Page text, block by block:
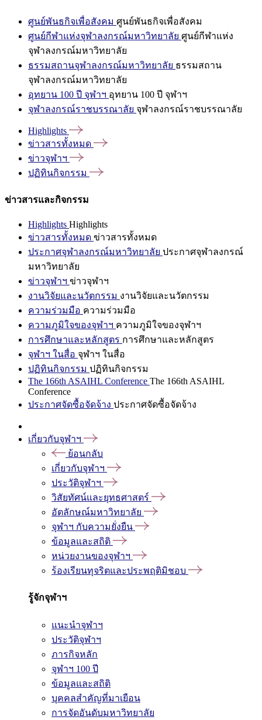
ศูนย์พันธกิจเพื่อสังคม ศูนย์พันธกิจเพื่อสังคม
ศูนย์กีฬาแห่งจุฬาลงกรณ์มหาวิทยาลัย ศูนย์กีฬาแห่ง
จุฬาลงกรณ์มหาวิทยาลัย
ธรรมสถานจุฬาลงกรณ์มหาวิทยาลัย ธรรมสถาน
จุฬาลงกรณ์มหาวิทยาลัย
อุทยาน 100 ปี จุฬาฯ อุทยาน 100 ปี จุฬาฯ
จุฬาลงกรณ์ราชบรรณาลัย จุฬาลงกรณ์ราชบรรณาลัย
Highlights
ข่าวสารทั้งหมด
ข่าวจุฬาฯ
ปฏิทินกิจกรรม
ข่าวสารและกิจกรรม
Highlights Highlights
ข่าวสารทั้งหมด ข่าวสารทั้งหมด
ประกาศจุฬาลงกรณ์มหาวิทยาลัย ประกาศจุฬาลงกรณ์
มหาวิทยาลัย
ข่าวจุฬาฯ ข่าวจุฬาฯ
งานวิจัยและนวัตกรรม งานวิจัยและนวัตกรรม
ความร่วมมือ ความร่วมมือ
ความภูมิใจของจุฬาฯ ความภูมิใจของจุฬาฯ
การศึกษาและหลักสูตร การศึกษาและหลักสูตร
จุฬาฯ ในสื่อ จุฬาฯ ในสื่อ
ปฏิทินกิจกรรม ปฏิทินกิจกรรม
The 166th ASAIHL Conference The 166th ASAIHL
Conference
ประกาศจัดซื้อจัดจ้าง ประกาศจัดซื้อจัดจ้าง
เกี่ยวกับจุฬาฯ
ย้อนกลับ
เกี่ยวกับจุฬาฯ
ประวัติจุฬาฯ
วิสัยทัศน์และยุทธศาสตร์
อัตลักษณ์มหาวิทยาลัย
จุฬาฯ กับความยั่งยืน
ข้อมูลและสถิติ
หน่วยงานของจุฬาฯ
ร้องเรียนทุจริตและประพฤติมิชอบ
รู้จักจุฬาฯ
แนะนำจุฬาฯ
ประวัติจุฬาฯ
ภารกิจหลัก
จุฬาฯ 100 ปี
ข้อมูลและสถิติ
บุคคลสำคัญที่มาเยือน
การจัดอันดับมหาวิทยาลัย